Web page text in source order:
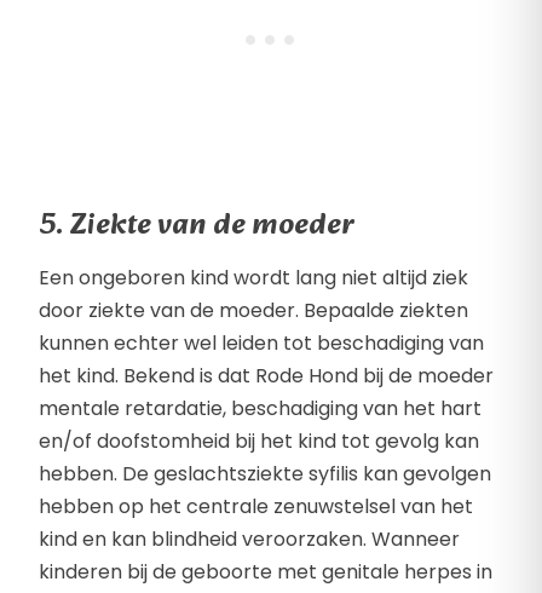
5. Ziekte van de moeder
Een ongeboren kind wordt lang niet altijd ziek
door ziekte van de moeder. Bepaalde ziekten
kunnen echter wel leiden tot beschadiging van
het kind. Bekend is dat Rode Hond bij de moeder
mentale retardatie, beschadiging van het hart
en/of doofstomheid bij het kind tot gevolg kan
hebben. De geslachtsziekte syfilis kan gevolgen
hebben op het centrale zenuwstelsel van het
kind en kan blindheid veroorzaken. Wanneer
kinderen bij de geboorte met genitale herpes in